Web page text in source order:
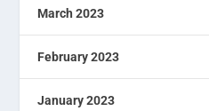
March 2023
February 2023
January 2023